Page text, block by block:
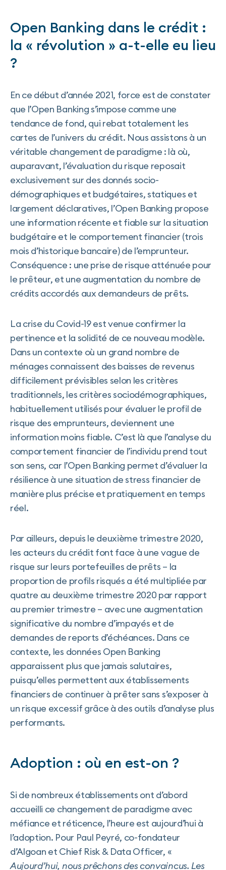
Open Banking dans le crédit :
la « révolution » a-t-elle eu lieu
?
En ce début d’année 2021, force est de constater
que l’Open Banking s’impose comme une
tendance de fond, qui rebat totalement les
cartes de l’univers du crédit. Nous assistons à un
véritable changement de paradigme : là où,
auparavant, l’évaluation du risque reposait
exclusivement sur des donnés socio-
démographiques et budgétaires, statiques et
largement déclaratives, l’Open Banking propose
une information récente et fiable sur la situation
budgétaire et le comportement financier (trois
mois d’historique bancaire) de l’emprunteur.
Conséquence : une prise de risque atténuée pour
le prêteur, et une augmentation du nombre de
crédits accordés aux demandeurs de prêts.
La crise du Covid-19 est venue confirmer la
pertinence et la solidité de ce nouveau modèle.
Dans un contexte où un grand nombre de
ménages connaissent des baisses de revenus
difficilement prévisibles selon les critères
traditionnels, les critères sociodémographiques,
habituellement utilisés pour évaluer le profil de
risque des emprunteurs, deviennent une
information moins fiable. C’est là que l’analyse du
comportement financier de l’individu prend tout
son sens, car l’Open Banking permet d’évaluer la
résilience à une situation de stress financier de
manière plus précise et pratiquement en temps
réel.
Par ailleurs, depuis le deuxième trimestre 2020,
les acteurs du crédit font face à une vague de
risque sur leurs portefeuilles de prêts – la
proportion de profils risqués a été multipliée par
quatre au deuxième trimestre 2020 par rapport
au premier trimestre – avec une augmentation
significative du nombre d’impayés et de
demandes de reports d’échéances. Dans ce
contexte, les données Open Banking
apparaissent plus que jamais salutaires,
puisqu’elles permettent aux établissements
financiers de continuer à prêter sans s’exposer à
un risque excessif grâce à des outils d’analyse plus
performants.
Adoption : où en est-on ?
Si de nombreux établissements ont d’abord
accueilli ce changement de paradigme avec
méfiance et réticence, l’heure est aujourd’hui à
l’adoption. Pour Paul Peyré, co-fondateur
d’Algoan et Chief Risk & Data Officer, «
Aujourd’hui, nous prêchons des convaincus. Les